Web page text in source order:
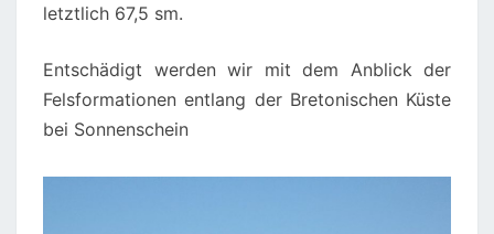
letztlich 67,5 sm.
Entschädigt werden wir mit dem Anblick der
Felsformationen entlang der Bretonischen Küste
bei Sonnenschein